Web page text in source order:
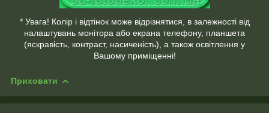
* Увага! Колір і відтінок може відрізнятися, в залежності від
налаштувань монітора або екрана телефону, планшета
(яскравість, контраст, насиченість), а також освітлення у
Вашому приміщенні!
Приховати